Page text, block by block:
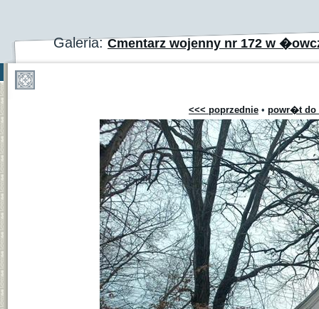
Galeria:Cmentarz wojenny nr 172 w
<<< poprzednie • powr�t do